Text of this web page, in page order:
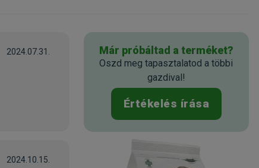
Már próbáltad a terméket?
Oszd meg tapasztalatod a többi
gazdival!
Értékelés írása
2024.07.31.
2024.10.15.